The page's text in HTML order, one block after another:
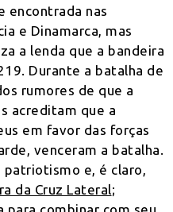
encontrada nas
e Dinamarca, mas
a lenda que a bandeira
Durante a batalha de
rumores de que a
acreditam que a
em favor das forças
venceram a batalha.
e, é claro,
da Cruz Lateral;